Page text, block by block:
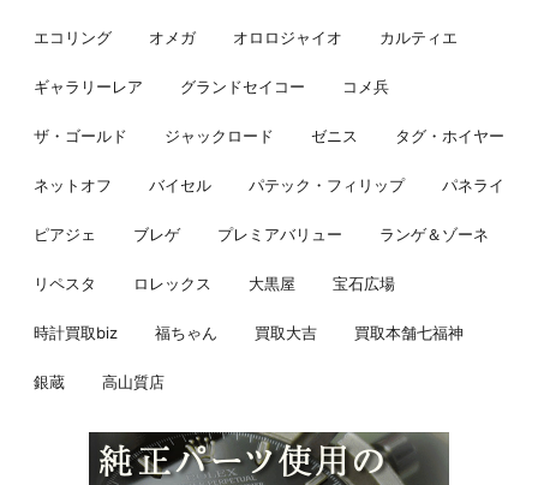
エコリング オメガ オロロジャイオ カルティエ
ギャラリーレア グランドセイコー コメ兵
ザ・ゴールド ジャックロード ゼニス タグ・ホイヤー
ネットオフ バイセル パテック・フィリップ パネライ
ピアジェ ブレゲ プレミアバリュー ランゲ＆ゾーネ
リペスタ ロレックス 大黒屋 宝石広場
時計買取biz 福ちゃん 買取大吉 買取本舗七福神
銀蔵 高山質店